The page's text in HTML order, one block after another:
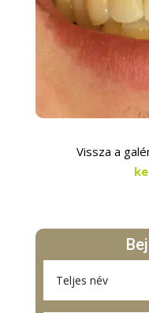
Vissza a